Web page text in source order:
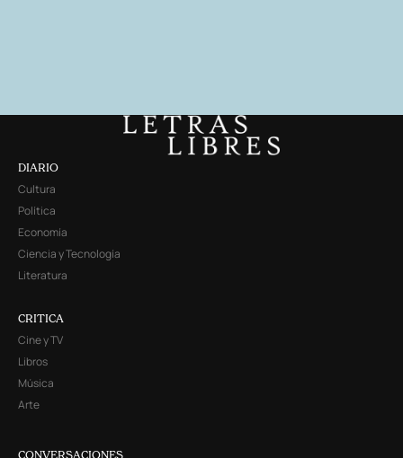
DIARIO
Cultura
Política
Economía
Ciencia y Tecnología
Literatura
CRITICA
Cine y TV
Libros
Música
Arte
CONVERSACIONES